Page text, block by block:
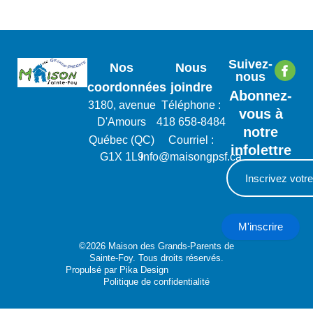
Nos
coordonnées
3180, avenue
D'Amours
Québec (QC)
G1X 1L9
Nous
joindre
Téléphone :
418 658-8484
Courriel :
info@maisongpsf.ca
Suivez-
nous
Abonnez-
vous à
notre
infolettre
M'inscrire
©2026 Maison des Grands-Parents de
Sainte-Foy. Tous droits réservés.
Propulsé par Pika Design
Politique de confidentialité